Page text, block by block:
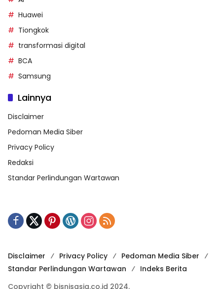
Huawei
Tiongkok
transformasi digital
BCA
Samsung
Lainnya
Disclaimer
Pedoman Media Siber
Privacy Policy
Redaksi
Standar Perlindungan Wartawan
Disclaimer Privacy Policy
Pedoman Media Siber
Standar Perlindungan Wartawan
Indeks Berita
Copyright © bisnisasia.co.id 2024.